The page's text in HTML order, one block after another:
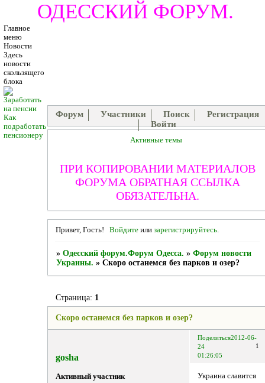
ОДЕССКИЙ ФОРУМ.
Главное
меню
Новости
Здесь
новости
скользящего
блока
Как
подработать
пенсионеру
Форум Участники Поиск
Регистрация
Войти
Активные темы
ПРИ КОПИРОВАНИИ МАТЕРИАЛОВ
ФОРУМА ОБРАТНАЯ ССЫЛКА
ОБЯЗАТЕЛЬНА.
Привет, Гость! Войдитеили зарегистрируйтесь.
» Одесский форум.Форум Одесса. » Форум новости
Украины. » Скоро останемся без парков и озер?
Скоро останемся без парков и озер?
Страница: 1
Поделиться
1
2012-06-
24
01:26:05
gosha
Активный участник
Украина славится